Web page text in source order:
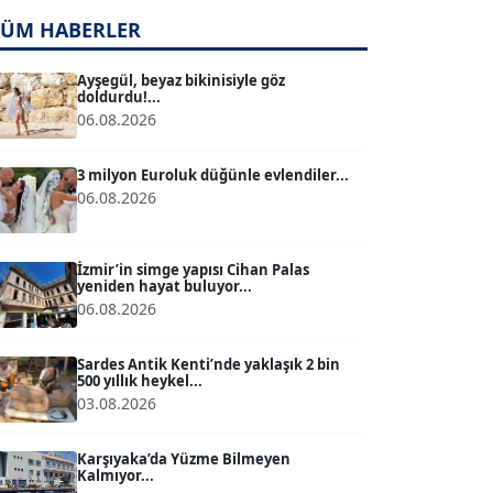
T TUĞÇE TUĞSAVUL BAYSOY
Köşe Yazarı
ATİLLA KÖPRÜLÜOĞLU
MERT ERBOY
B BÜLENT SAĞLAM
HABERLER
Ayşegül, beyaz bikinisiyle göz
doldurdu!...
06.08.2026
3 milyon Euroluk düğünle evlendiler...
06.08.2026
İzmir’in simge yapısı Cihan Palas
yeniden hayat buluyor...
06.08.2026
Sardes Antik Kenti’nde yaklaşık 2 bin
500 yıllık heykel...
03.08.2026
Karşıyaka’da Yüzme Bilmeyen
Kalmıyor...